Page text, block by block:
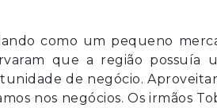
como um pequeno
que a região possuía
de negócio.
nos negócios. Os irmãos